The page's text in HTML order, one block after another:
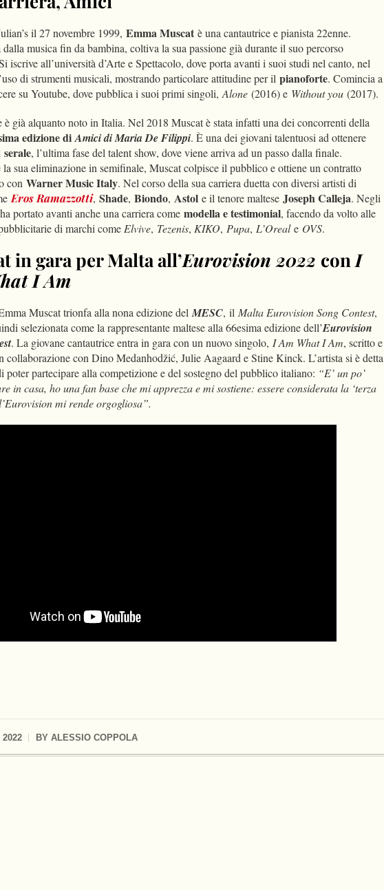
2022 BY ALESSIO COPPOLA
il 27 novembre 1999, Emma Muscat è una cantautrice e pianista 22enne.
musica fin da bambina, coltiva la sua passione già durante il suo percorso
iscrive all’università d’Arte e Spettacolo, dove porta avanti i suoi studi nel canto, nel
di strumenti musicali, mostrando particolare attitudine per il pianoforte. Comincia a
su Youtube, dove pubblica i suoi primi singoli,Alone (2016) e Without you (2017).
è già alquanto noto in Italia. Nel 2018 Muscat è stata infatti una dei concorrenti della
edizione diAmici di Maria De Filippi. È una dei giovani talentuosi ad ottenere
serale, l’ultima fase del talent show, dove viene arriva ad un passo dalla finale.
la sua eliminazione in semifinale, Muscat colpisce il pubblico e ottiene un contratto
con Warner Music Italy. Nel corso della sua carriera duetta con diversi artisti di
Eros Ramazzotti, Shade, Biondo, Astol e il tenore maltese Joseph Calleja. Negli
portato avanti anche una carriera come modella e testimonial, facendo da volto alle
di marchi comeElvive, Tezenis, KIKO, Pupa, L’Oreale OVS.
in gara per Malta all’Eurovision 2022 conI
I Am
Muscat trionfa alla nona edizione delMESC, il Malta Eurovision Song Contest,
selezionata come la rappresentante maltese alla 66esima edizione dell’Eurovision
. La giovane cantautrice entra in gara con un nuovo singolo, I Am What I Am, scritto e
collaborazione con Dino Medanhodžić, Julie Aagaard e Stine Kinck. L’artista si è detta
poter partecipare alla competizione e del sostegno del pubblico italiano: “E’ un po’
in casa, ho una fan base che mi apprezza e mi sostiene: essere considerata la ‘terza
mi rende orgogliosa”.